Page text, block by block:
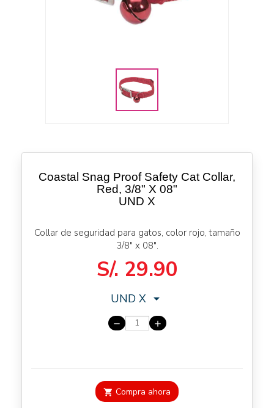
Coastal Snag Proof Safety Cat Collar,
Red, 3/8" X 08"
UND X
Collar de seguridad para gatos, color rojo, tamaño
3/8" x 08".
S/. 29.90
UNDX arrow_drop_down
remove add
shopping_cart Compra ahora